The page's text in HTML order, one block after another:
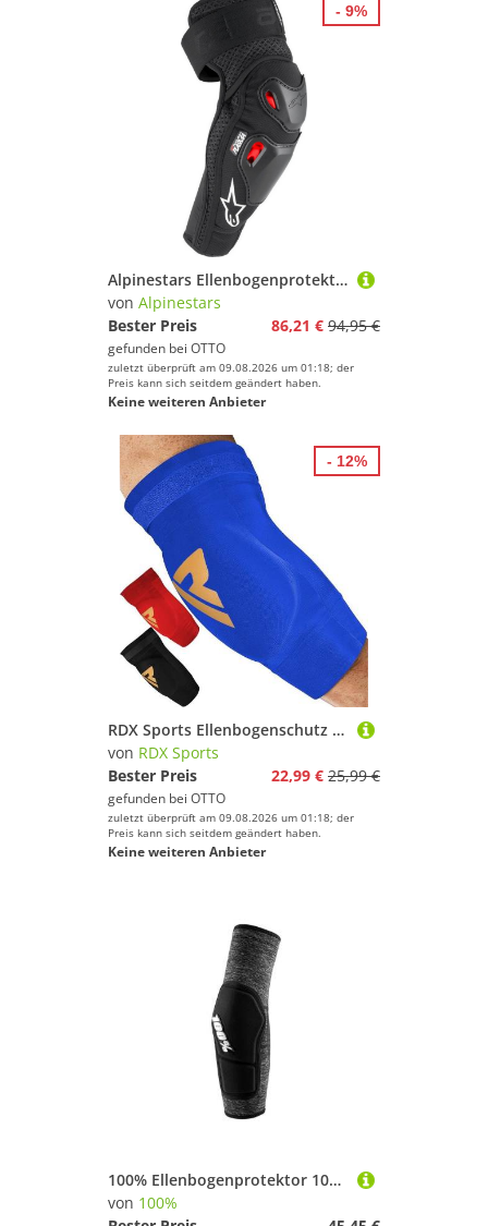
Alpinestars Ellenbogenprotektor Bionic Pro Plasma Ellenbogenprotektoren, Atmungsaktiv belüftet dehnbar protektoren abriebfest
von Alpinestars
Bester Preis
86,21 € 94,95 €
gefunden bei OTTO
zuletzt überprüft am 09.08.2026 um 01:18; der
Preis kann sich seitdem geändert haben.
Keine weiteren Anbieter
- 9%
RDX Sports Ellenbogenschutz RDX Kampfsport Ellenbogen Schutz MMA Ellenbogen Pad Boxing Ellenbogen
von RDX Sports
Bester Preis
22,99 € 25,99 €
gefunden bei OTTO
zuletzt überprüft am 09.08.2026 um 01:18; der
Preis kann sich seitdem geändert haben.
Keine weiteren Anbieter
- 12%
100% Ellenbogenprotektor 100% Ridecamp elbow pads L Grey Heather / Black - leichter MTB-Ellboge
von 100%